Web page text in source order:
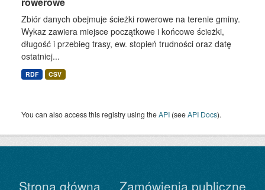
Zbiór danych obejmuje ścieżki rowerowe na terenie gminy.
Wykaz zawiera miejsce początkowe i końcowe ścieżki,
długość i przebieg trasy, ew. stopień trudności oraz datę
ostatniej...
RDF CSV
You can also access this registry using theAPI (seeAPI Docs).
Strona główna Zamówienia publiczne